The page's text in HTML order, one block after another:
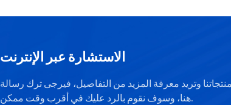
الاستشارة عبر الإنترنت
وتريد معرفة المزيد من التفاصيل، فيرجى ترك رسالة
هنا، وسوف نقوم بالرد عليك في أقرب وقت ممكن.